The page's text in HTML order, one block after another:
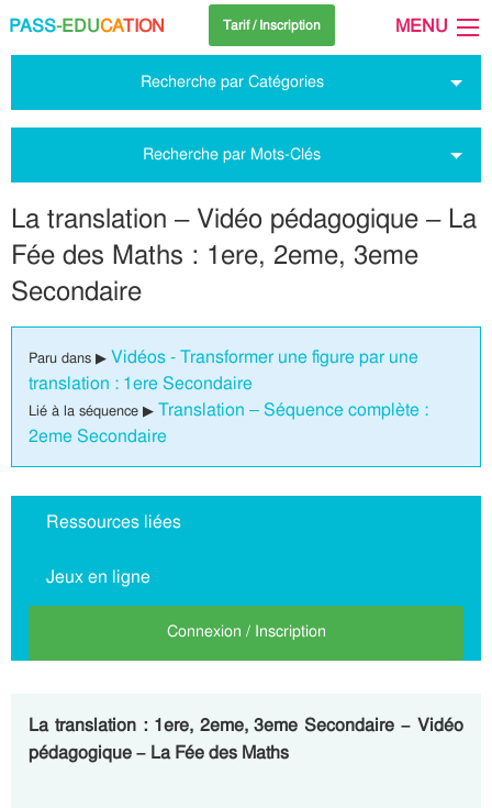
PASS-EDUCATION Tarif / Inscription MENU
Recherche par Catégories
Recherche par Mots-Clés
La translation – Vidéo pédagogique – La
Fée des Maths : 1ere, 2eme, 3eme
Secondaire
Paru dans ▶ Vidéos - Transformer une figure par une
translation : 1ere Secondaire
Lié à la séquence ▶ Translation – Séquence complète :
2eme Secondaire
Ressources liées
Jeux en ligne
Connexion / Inscription
La translation : 1ere, 2eme, 3eme Secondaire – Vidéo
pédagogique – La Fée des Maths